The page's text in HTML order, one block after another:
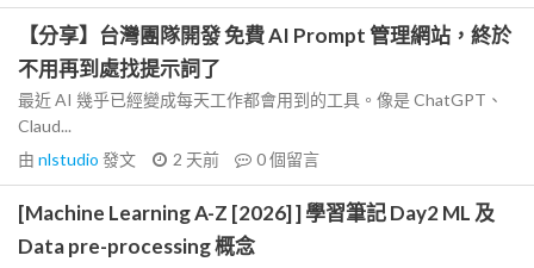
【分享】台灣團隊開發 免費 AI Prompt 管理網站，終於
不用再到處找提示詞了
最近 AI 幾乎已經變成每天工作都會用到的工具。像是 ChatGPT、
Claud...
由 nlstudio 發文 2 天前 0個留言
[Machine Learning A-Z [2026] ] 學習筆記 Day2 ML 及
Data pre-processing 概念